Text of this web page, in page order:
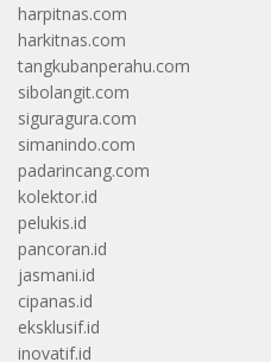
harpitnas.com
harkitnas.com
tangkubanperahu.com
sibolangit.com
siguragura.com
simanindo.com
padarincang.com
kolektor.id
pelukis.id
pancoran.id
jasmani.id
cipanas.id
eksklusif.id
inovatif.id